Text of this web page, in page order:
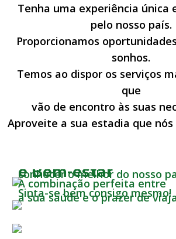
Tenha uma experiência única
pelo nosso país.
Proporcionamos
sonhos.
Temos ao dispor os serviços
que
vão de encontro às suas
Aproveite a sua estadia que nós
conhecer o melhor do nosso
A combinação perfeita entre
a sua saúde e o prazer de
e Bem-estar
Sinta-se bem consigo mesmo!